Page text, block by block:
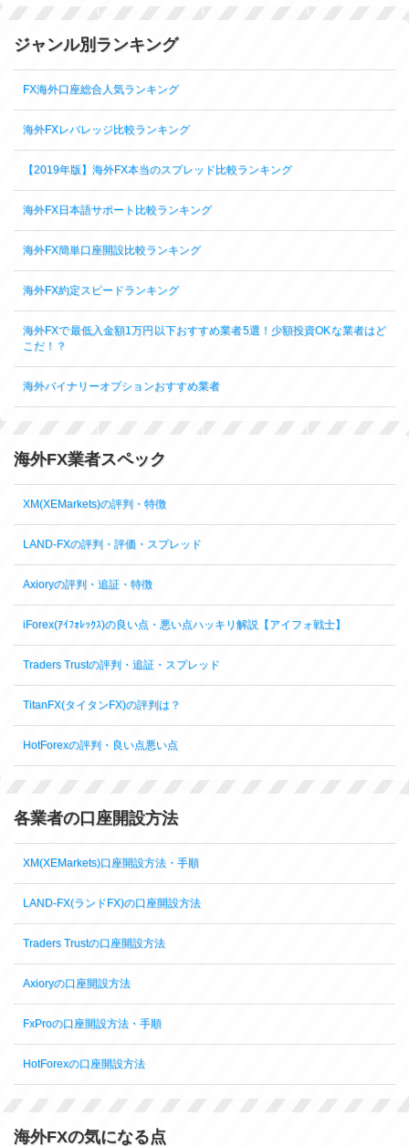
ジャンル別ランキング
FX海外口座総合人気ランキング
海外FXレバレッジ比較ランキング
【2019年版】海外FX本当のスプレッド比較ランキング
海外FX日本語サポート比較ランキング
海外FX簡単口座開設比較ランキング
海外FX約定スピードランキング
海外FXで最低入金額1万円以下おすすめ業者5選！少額投資OKな業者はど
こだ！？
海外バイナリーオプションおすすめ業者
海外FX業者スペック
XM(XEMarkets)の評判・特徴
LAND-FXの評判・評価・スプレッド
Axioryの評判・追証・特徴
iForex(ｱｲﾌｫﾚｯｸｽ)の良い点・悪い点ハッキリ解説【アイフォ戦士】
Traders Trustの評判・追証・スプレッド
TitanFX(タイタンFX)の評判は？
HotForexの評判・良い点悪い点
各業者の口座開設方法
XM(XEMarkets)口座開設方法・手順
LAND-FX(ランドFX)の口座開設方法
Traders Trustの口座開設方法
Axioryの口座開設方法
FxProの口座開設方法・手順
HotForexの口座開設方法
海外FXの気になる点